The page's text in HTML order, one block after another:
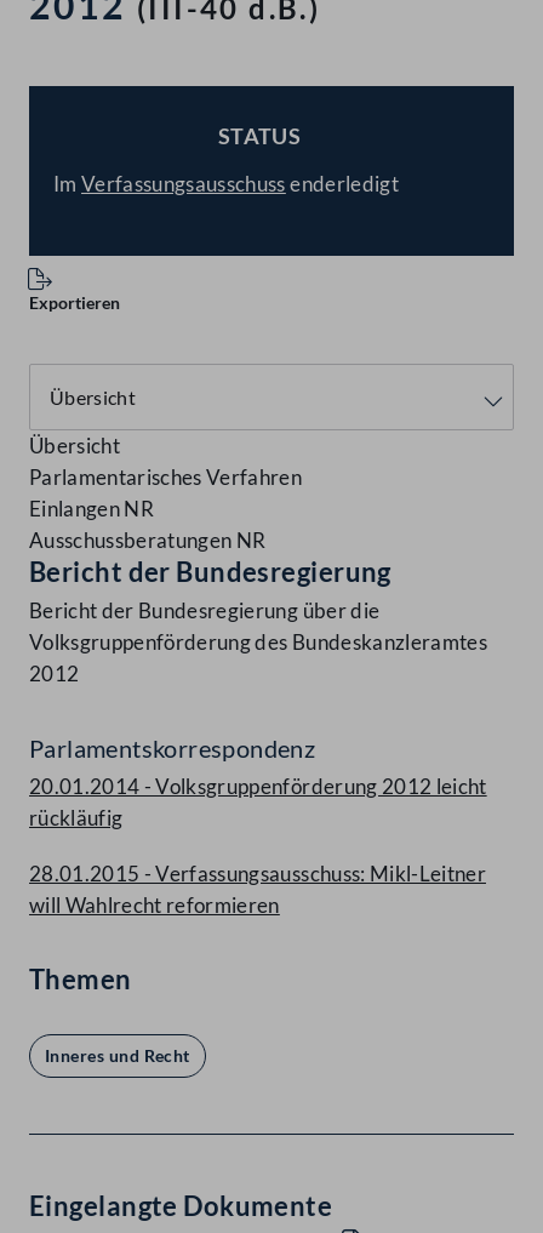
(III-40 d.B.)
STATUS
ImVerfassungsausschussenderledigt
Exportieren
Übersicht
Parlamentarisches Verfahren
Einlangen NR
Ausschussberatungen NR
Bericht der Bundesregierung
Bericht der Bundesregierung über die
Volksgruppenförderung des Bundeskanzleramtes
2012
Parlamentskorrespondenz
20.01.2014 - Volksgruppenförderung 2012 leicht
rückläufig
28.01.2015 - Verfassungsausschuss: Mikl-Leitner
will Wahlrecht reformieren
Themen
Inneres und Recht
Eingelangte Dokumente